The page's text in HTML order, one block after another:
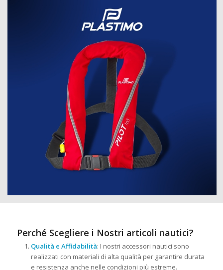
Perché Scegliere i Nostri articoli nautici?
Qualità e Affidabilità: I nostri accessori nautici sono
realizzati con materiali di alta qualità per garantire durata
e resistenza anche nelle condizioni più estreme.